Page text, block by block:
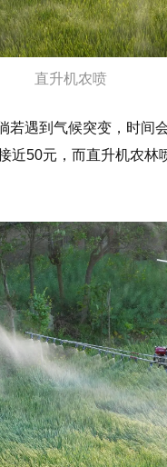
直升机农喷
若遇到气候突变，时间
近50元，而直升机农林